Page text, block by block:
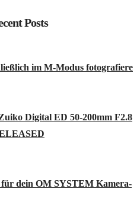
Posts
im M-Modus fotografiere
Digital ED 50-200mm F2.8
für dein OM SYSTEM Kamera-